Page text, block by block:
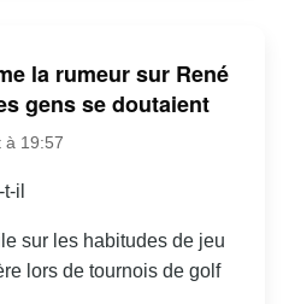
la rumeur sur René
gens se doutaient
à 19:57
il
sur les habitudes de jeu
lors de tournois de golf